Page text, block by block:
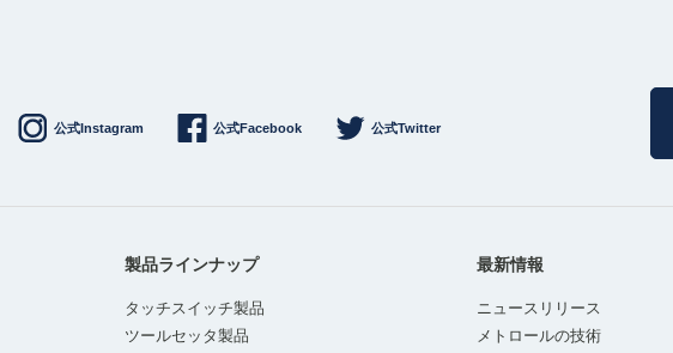
公式Instagram 公式Facebook 公式Twitter
製品ラインナップ
タッチスイッチ製品
ツールセッタ製品
最新情報
ニュースリリース
メトロールの技術